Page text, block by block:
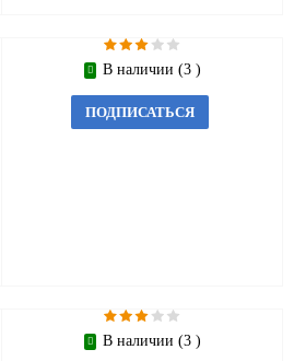
В наличии (3 )
ПОДПИСАТЬСЯ
В наличии (3 )